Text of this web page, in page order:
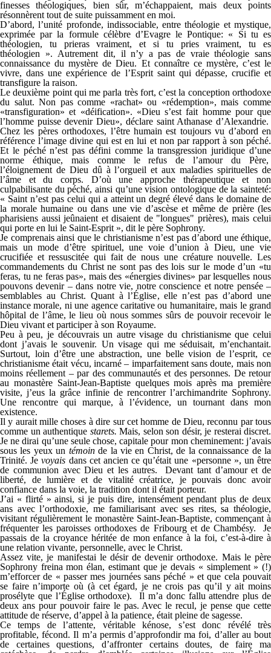
finesses théologiques, bien sûr, m’échappaient, mais deux points
résonnèrent tout de suite puissamment en moi.
D’abord, l’unité profonde, indissociable, entre théologie et mystique,
exprimée par la formule célèbre d’Evagre le Pontique: « Si tu es
théologien, tu prieras vraiment, et si tu pries vraiment, tu es
théologien ». Autrement dit, il n’y a pas de vraie théologie sans
connaissance du mystère de Dieu. Et connaître ce mystère, c’est le
vivre, dans une expérience de l’Esprit saint qui dépasse, crucifie et
transfigure la raison.
Le deuxième point qui me parla très fort, c’est la conception orthodoxe
du salut. Non pas comme «rachat» ou «rédemption», mais comme
«transfiguration» et «déification». «Dieu s’est fait homme pour que
l’homme puisse devenir Dieu», déclare saint Athanase d’Alexandrie.
Chez les pères orthodoxes, l’être humain est toujours vu d’abord en
référence l’image divine qui est en lui et non par rapport à son péché.
Et le péché n’est pas défini comme la transgression juridique d’une
norme éthique, mais comme le refus de l’amour du Père,
l’éloignement de Dieu dû à l’orgueil et aux maladies spirituelles de
l’âme et du corps. D’où une approche thérapeutique et non
culpabilisante du péché, ainsi qu’une vision ontologique de la sainteté:
« Saint n’est pas celui qui a atteint un degré élevé dans le domaine de
la morale humaine ou dans une vie d’ascèse et même de prière (les
pharisiens aussi jeûnaient et disaient de "longues" prières), mais celui
qui porte en lui le Saint-Esprit », dit le père Sophrony.
Je comprenais ainsi que le christianisme n’est pas d’abord une éthique,
mais un mode d’être spirituel, une voie d’union à Dieu, une vie
crucifiée et ressuscitée qui fait de nous une créature nouvelle. Les
commandements du Christ ne sont pas des lois sur le mode d’un «tu
feras, tu ne feras pas», mais des «énergies divines» par lesquelles nous
pouvons devenir – dans notre vie, notre conscience et notre pensée –
semblables au Christ. Quant à l’Église, elle n’est pas d’abord une
instance morale, ni une agence caritative ou humanitaire, mais le grand
hôpital de l’âme, le lieu où nous sommes sûrs de pouvoir recevoir le
Dieu vivant et participer à son Royaume.
Peu à peu, je découvrais un autre visage du christianisme que celui
dont j’avais le souvenir. Un visage qui me séduisait, m’enchantait.
Surtout, loin d’être une abstraction, une belle vision de l’esprit, ce
christianisme était vécu, incarné – imparfaitement sans doute, mais non
moins réellement – par des communautés et des personnes. De retour
au monastère Saint-Jean-Baptiste quelques mois après ma première
visite, j’eus la grâce infinie de rencontrer l’archimandrite Sophrony.
Une rencontre qui marque, à l’évidence, un tournant dans mon
existence.
Il y aurait mille choses à dire sur cet homme de Dieu, reconnu par tous
comme un authentique starets. Mais, selon son désir, je resterai discret.
Je ne dirai qu’une seule chose, capitale pour mon cheminement: j’avais
sous les yeux un témoinde la vie en Christ, de la connaissance de la
Trinité. Jevoyais dans cet ancien ce qu’était une «personne », un être
de communion avec Dieu et les autres. Devant tant d’amour et de
liberté, de lumière et de vitalité créatrice, je pouvais donc avoir
confiance dans la voie, la tradition dont il était porteur.
J’ai « flirté » ainsi, si je puis dire, intensément pendant plus de deux
ans avec l’orthodoxie, me familiarisant avec ses rites, sa théologie,
visitant régulièrement le monastère Saint-Jean-Baptiste, commençant à
fréquenter les paroisses orthodoxes de Fribourg et de Chambésy. Je
passais de la croyance héritée de mon enfance à la foi, c’est-à-dire à
une relation vivante, personnelle, avec le Christ.
Assez vite, je manifestai le désir de devenir orthodoxe. Mais le père
Sophrony freina mon élan, estimant que je devais « simplement » (!)
m’efforcer de « passer mes journées sans péché » et que cela pouvait
se faire n’importe où (à cet égard, je ne crois pas qu’il y ait moins
prosélyte que l’Église orthodoxe). Il m’a donc fallu attendre plus de
deux ans pour pouvoir faire le pas. Avec le recul, je pense que cette
attitude de réserve, d’appel à la patience, était pleine de sagesse.
Ce temps de l’attente, véritable kénose, s’est donc révélé très
profitable, fécond. Il m’a permis d’approfondir ma foi, d’aller au bout
de certaines questions, d’affronter certains doutes, de faire ma